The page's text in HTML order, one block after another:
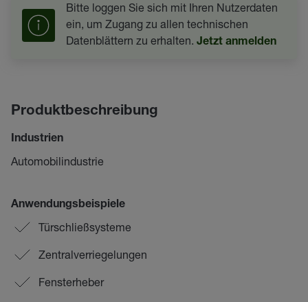
Bitte loggen Sie sich mit Ihren Nutzerdaten
ein, um Zugang zu allen technischen
Datenblättern zu erhalten. Jetzt anmelden
Produktbeschreibung
Industrien
Automobilindustrie
Anwendungsbeispiele
Türschließsysteme
Zentralverriegelungen
Fensterheber